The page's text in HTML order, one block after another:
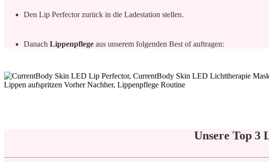
Den Lip Perfector zurück in die Ladestation stellen.
Danach Lippenpflege aus unserem folgenden Best of auftragen:
Unsere Top 3